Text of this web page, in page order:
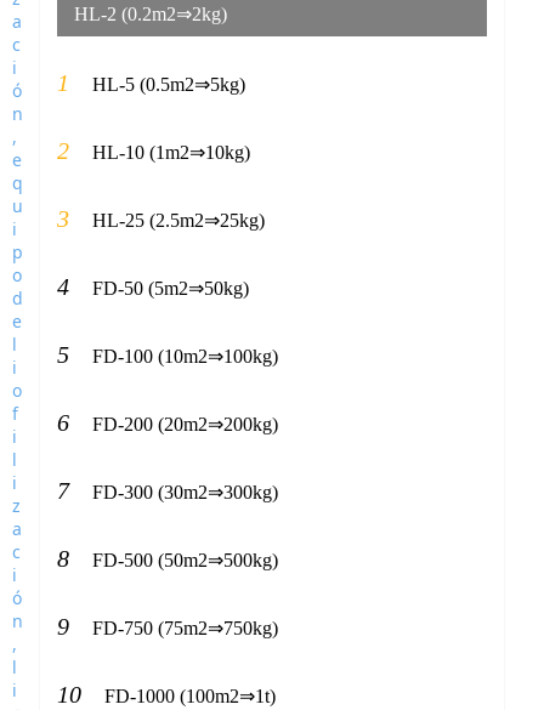
HL-2 (0.2m2⇒2kg)
1 HL-5 (0.5m2⇒5kg)
2 HL-10 (1m2⇒10kg)
3 HL-25 (2.5m2⇒25kg)
4 FD-50 (5m2⇒50kg)
5 FD-100 (10m2⇒100kg)
6 FD-200 (20m2⇒200kg)
7 FD-300 (30m2⇒300kg)
8 FD-500 (50m2⇒500kg)
9 FD-750 (75m2⇒750kg)
10 FD-1000 (100m2⇒1t)